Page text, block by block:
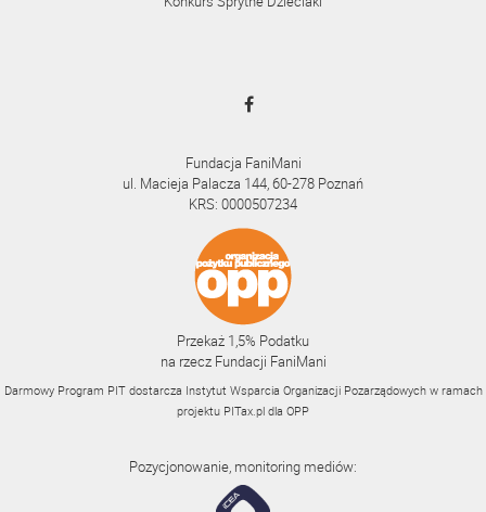
Fundacja FaniMani
ul. Macieja Palacza 144, 60-278 Poznań
KRS: 0000507234
Przekaż 1,5% Podatku
na rzecz Fundacji FaniMani
Darmowy Program PIT dostarcza Instytut Wsparcia Organizacji Pozarządowych w ramach
projektu PITax.pl dla OPP
Pozycjonowanie, monitoring mediów: